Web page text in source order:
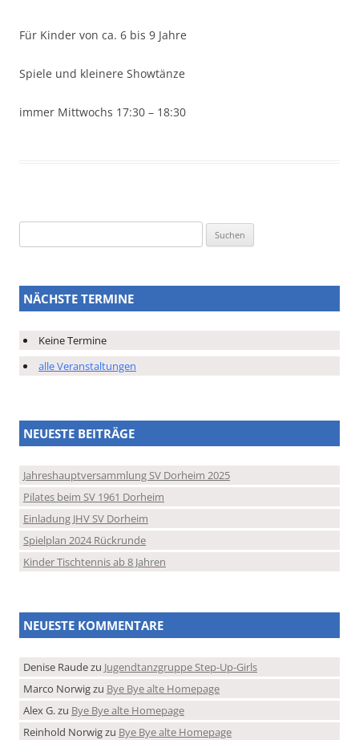
Für Kinder von ca. 6 bis 9 Jahre
Spiele und kleinere Showtänze
immer Mittwochs 17:30 – 18:30
nach:
NÄCHSTE TERMINE
Keine Termine
alle Veranstaltungen
NEUESTE BEITRÄGE
Jahreshauptversammlung SV Dorheim 2025
Pilates beim SV 1961 Dorheim
Einladung JHV SV Dorheim
Spielplan 2024 Rückrunde
Kinder Tischtennis ab 8 Jahren
NEUESTE KOMMENTARE
Denise Raudezu Jugendtanzgruppe Step-Up-Girls
Marco Norwigzu Bye Bye alte Homepage
Alex G.zu Bye Bye alte Homepage
Reinhold Norwigzu Bye Bye alte Homepage